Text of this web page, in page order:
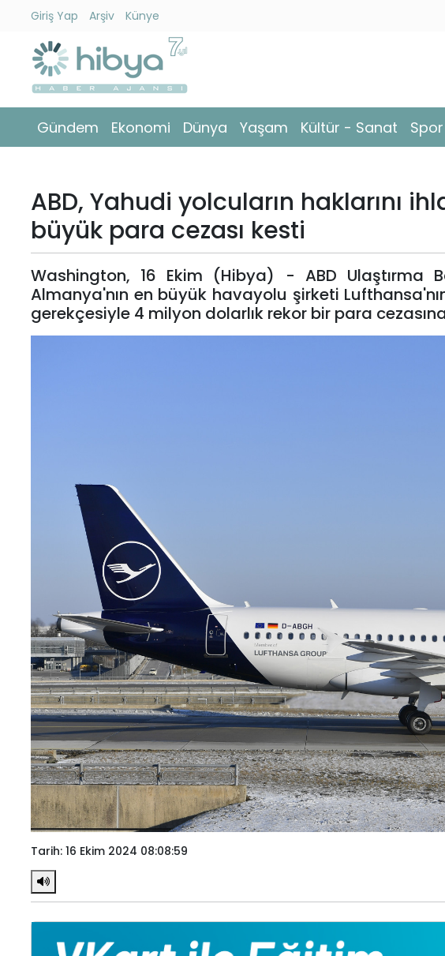
Giriş Yap Arşiv Künye
Gündem Ekonomi Dünya Yaşam Kültür - Sanat Spor
Gündem
Ekonomi
Yaşam
Kültür
Sanat
Spor
ABD, Yahudi yolcuların haklarını
büyük para cezası kesti
Washington, 16 Ekim (Hibya) - ABD Ulaştırma
Almanya'nın en büyük havayolu şirketi
gerekçesiyle 4 milyon dolarlık rekor bir para cezasına
Tarih: 16 Ekim 2024 08:08:59